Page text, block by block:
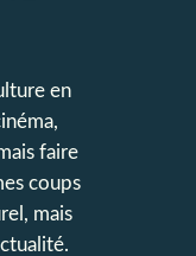
en
faire
coups
mais